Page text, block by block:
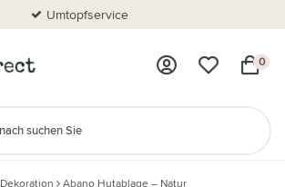
Umtopfservice
0
Dekoration Abano Hutablage – Natur